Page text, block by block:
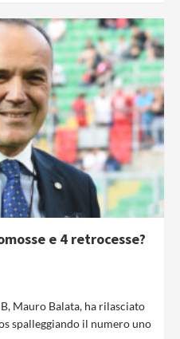
e 4 retrocesse?
Mauro Balata, ha rilasciato
spalleggiando il numero uno